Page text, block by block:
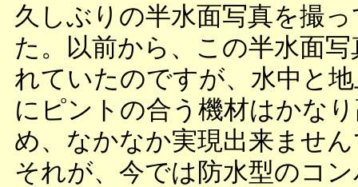
久しぶりの半水面写真を撮
た。以前から、この半水面
れていたのですが、水中と
にピントの合う機材はかな
め、なかなか実現出来ませ
それが、今では防水型のコ